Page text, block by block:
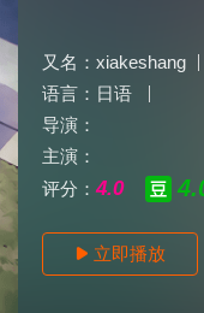
又名：xiakeshang
语言： 日语
导演：
主演：
评分：4.0
 立即播放